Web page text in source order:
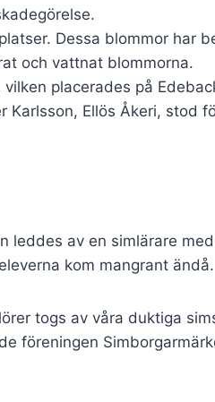
Dessa blommor har
och vattnat blommorna.
placerades på
Karlsson, Ellös Åkeri, stod
leddes av en simlärare
kom mangrant ändå.
togs av våra duktiga
föreningen